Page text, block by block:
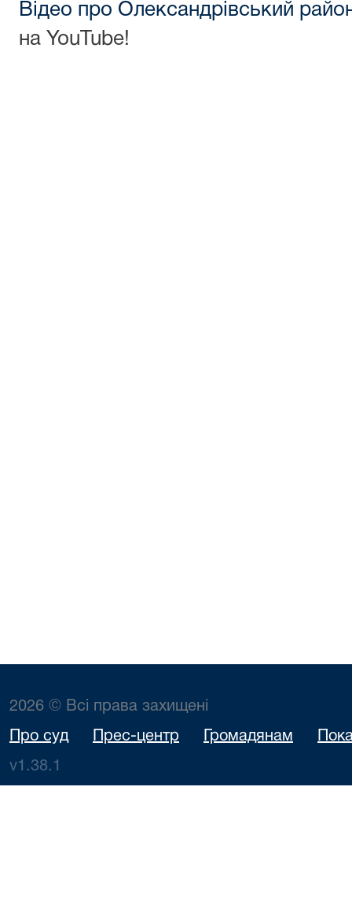
Відео про Олександрівський
на YouTube!
2026 © Всі права захищені
Про суд Прес-центр Громадянам
v1.38.1